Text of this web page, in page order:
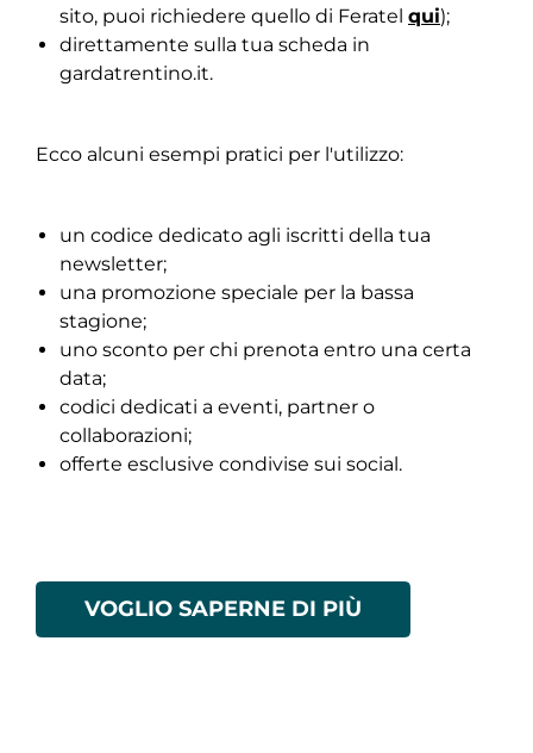
sito, puoi richiedere quello di Feratel qui);
direttamente sulla tua scheda in
gardatrentino.it.
Ecco alcuni esempi pratici per l'utilizzo:
un codice dedicato agli iscritti della tua
newsletter;
una promozione speciale per la bassa
stagione;
uno sconto per chi prenota entro una certa
data;
codici dedicati a eventi, partner o
collaborazioni;
offerte esclusive condivise sui social.
VOGLIO SAPERNE DI PIÙ